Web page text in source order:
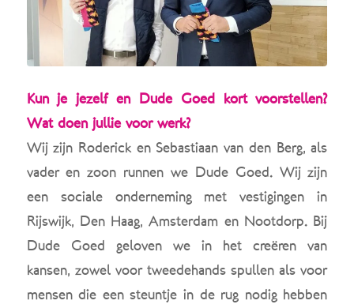
Kun je jezelf en Dude Goed kort voorstellen?
Wat doen jullie voor werk?
Wij zijn Roderick en Sebastiaan van den Berg, als
vader en zoon runnen we Dude Goed. Wij zijn
een sociale onderneming met vestigingen in
Rijswijk, Den Haag, Amsterdam en Nootdorp. Bij
Dude Goed geloven we in het creëren van
kansen, zowel voor tweedehands spullen als voor
mensen die een steuntje in de rug nodig hebben